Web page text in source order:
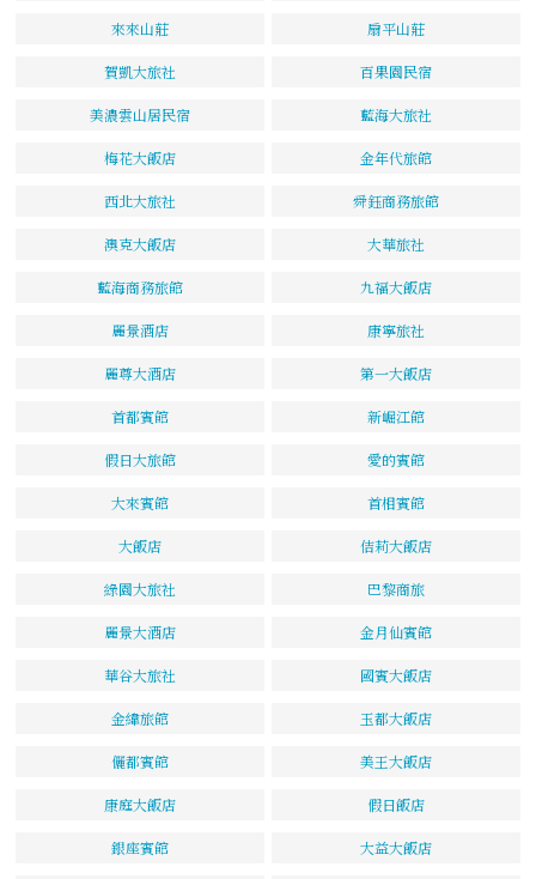
來來山莊 扇平山莊
賀凱大旅社 百果園民宿
美濃雲山居民宿 藍海大旅社
梅花大飯店 金年代旅館
西北大旅社 舜鈺商務旅館
澳克大飯店 大華旅社
藍海商務旅館 九福大飯店
麗景酒店 康寧旅社
麗尊大酒店 第一大飯店
首都賓館 新崛江館
假日大旅館 愛的賓館
大來賓館 首相賓館
大飯店 佶莉大飯店
綠園大旅社 巴黎商旅
麗景大酒店 金月仙賓館
華谷大旅社 國賓大飯店
金緯旅館 玉都大飯店
儷都賓館 美王大飯店
康庭大飯店 假日飯店
銀座賓館 大益大飯店